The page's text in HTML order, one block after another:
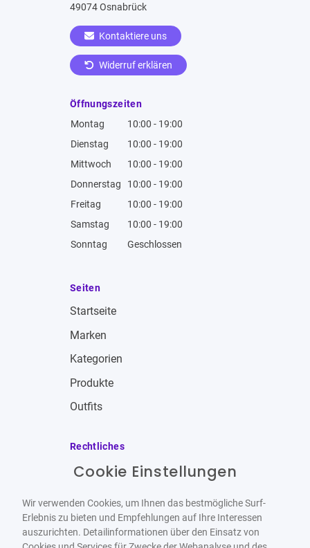
49074 Osnabrück
Kontaktiere uns
Widerruf erklären
Öffnungszeiten
Montag
10:00 - 19:00
Dienstag
10:00 - 19:00
Mittwoch
10:00 - 19:00
Donnerstag
10:00 - 19:00
Freitag
10:00 - 19:00
Samstag
10:00 - 19:00
Sonntag
Geschlossen
Seiten
Startseite
Marken
Kategorien
Produkte
Outfits
Rechtliches
Impressum
Datenschutzbestimmungen
Widerrufsbelehrung
Cookie Einstellungen
Wir verwenden Cookies, um Ihnen das bestmögliche Surf-
Erlebnis zu bieten und Empfehlungen auf Ihre Interessen
auszurichten. Detailinformationen über den Einsatz von